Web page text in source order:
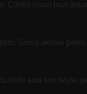
Çünkü insan bazı
Sonra aklıma
belki ama kim böyle